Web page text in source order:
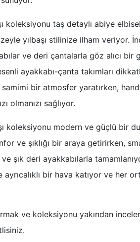
koleksiyonu taş detaylı abiye
yılbaşı stilinize ilham veriyor.
ve deri çantalarla göz alıcı bir
ayakkabı-çanta takımları
samimi bir atmosfer yaratırken,
olmanızı sağlıyor.
koleksiyonu modern ve güçlü bir
ve şıklığı bir araya getirirken,
şık deri ayakkabılarla
ayrıcalıklı bir hava katıyor ve her
ve koleksiyonu yakından